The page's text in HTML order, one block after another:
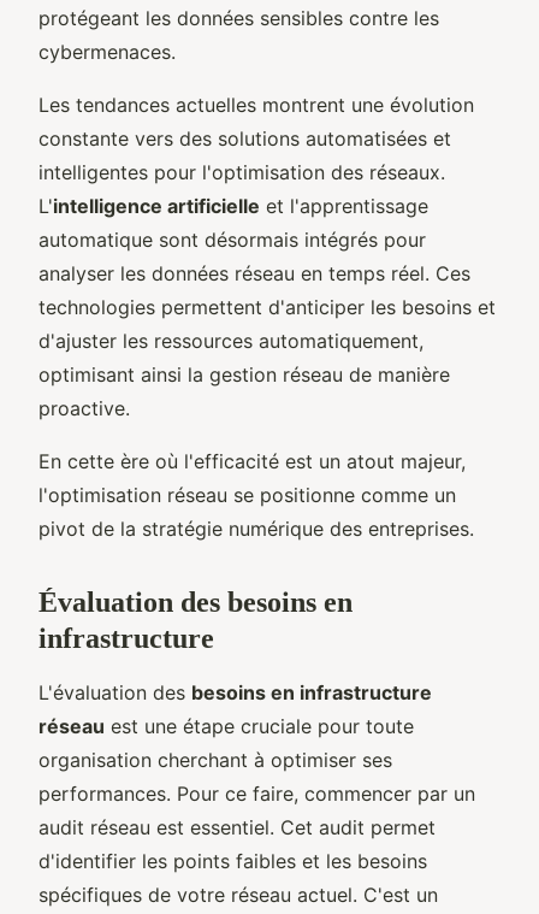
protégeant les données sensibles contre les
cybermenaces.
Les tendances actuelles montrent une évolution
constante vers des solutions automatisées et
intelligentes pour l'optimisation des réseaux.
L'intelligence artificielle et l'apprentissage
automatique sont désormais intégrés pour
analyser les données réseau en temps réel. Ces
technologies permettent d'anticiper les besoins et
d'ajuster les ressources automatiquement,
optimisant ainsi la gestion réseau de manière
proactive.
En cette ère où l'efficacité est un atout majeur,
l'optimisation réseau se positionne comme un
pivot de la stratégie numérique des entreprises.
Évaluation des besoins en
infrastructure
L'évaluation des besoins en infrastructure
réseau est une étape cruciale pour toute
organisation cherchant à optimiser ses
performances. Pour ce faire, commencer par un
audit réseau est essentiel. Cet audit permet
d'identifier les points faibles et les besoins
spécifiques de votre réseau actuel. C'est un